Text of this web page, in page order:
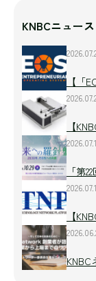
KNBCニュー
【「
【
「第
【